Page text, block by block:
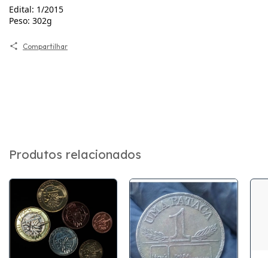
Edital: 1/2015
Peso: 302g
Compartilhar
Produtos relacionados